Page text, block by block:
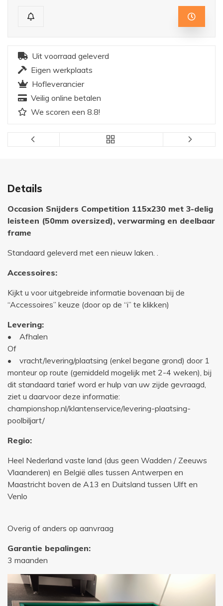
Uit voorraad geleverd
Eigen werkplaats
Hofleverancier
Veilig online betalen
We scoren een 8.8!
Details
Occasion Snijders Competition 115x230 met 3-delig
leisteen (50mm oversized), verwarming en deelbaar
frame
Standaard geleverd met een nieuw laken. .
Accessoires:
Kijkt u voor uitgebreide informatie bovenaan bij de
“Accessoires” keuze (door op de “i” te klikken)
Levering:
• Afhalen
Of
• vracht/levering/plaatsing (enkel begane grond) door 1
monteur op route (gemiddeld mogelijk met 2-4 weken), bij
dit standaard tarief word er hulp van uw zijde gevraagd,
ziet u daarvoor deze informatie:
championshop.nl/klantenservice/levering-plaatsing-
poolbiljart/
Regio:
Heel Nederland vaste land (dus geen Wadden / Zeeuws
Vlaanderen) en België alles tussen Antwerpen en
Maastricht boven de A13 en Duitsland tussen Ulft en
Venlo
Overig of anders op aanvraag
Garantie bepalingen:
3 maanden